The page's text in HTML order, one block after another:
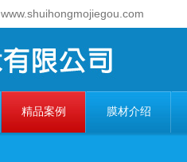
www.shuihongmojiegou.com
精品案例 膜材介绍